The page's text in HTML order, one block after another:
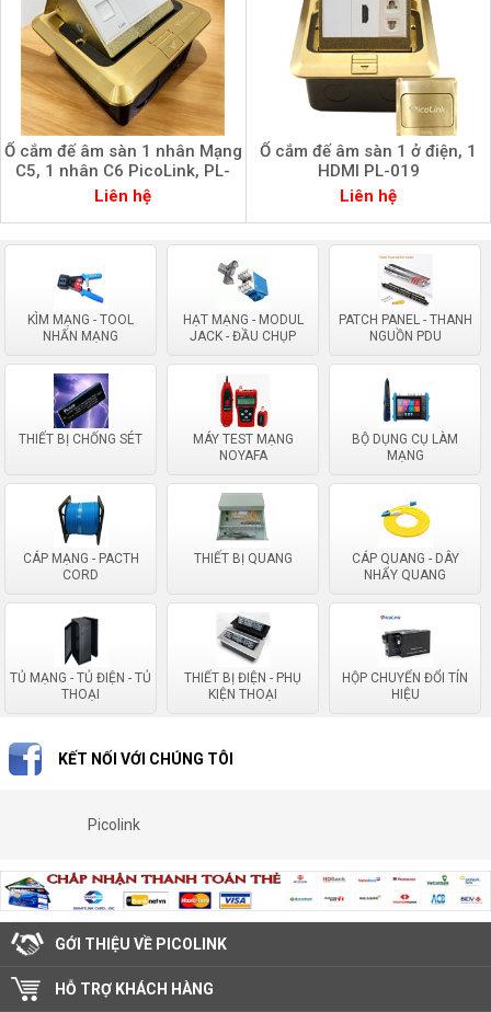
Ổ cắm đế âm sàn 1 nhân Mạng
C5, 1 nhân C6 PicoLink, PL-
056
Liên hệ
Ổ cắm đế âm sàn 1 ở điện, 1
HDMI PL-019
Liên hệ
KÌM MẠNG - TOOL
NHẤN MẠNG
HẠT MẠNG - MODUL
JACK - ĐẦU CHỤP
PATCH PANEL - THANH
NGUỒN PDU
THIẾT BỊ CHỐNG SÉT
MÁY TEST MẠNG
NOYAFA
BỘ DỤNG CỤ LÀM
MẠNG
CÁP MẠNG - PACTH
CORD
THIẾT BỊ QUANG
CÁP QUANG - DÂY
NHẨY QUANG
TỦ MẠNG - TỦ ĐIỆN - TỦ
THOẠI
THIẾT BỊ ĐIỆN - PHỤ
KIỆN THOẠI
HỘP CHUYỂN ĐỔI TÍN
HIỆU
KẾT NỐI VỚI CHÚNG TÔI
Picolink
GỚI THIỆU VỀ PICOLINK
HỖ TRỢ KHÁCH HÀNG